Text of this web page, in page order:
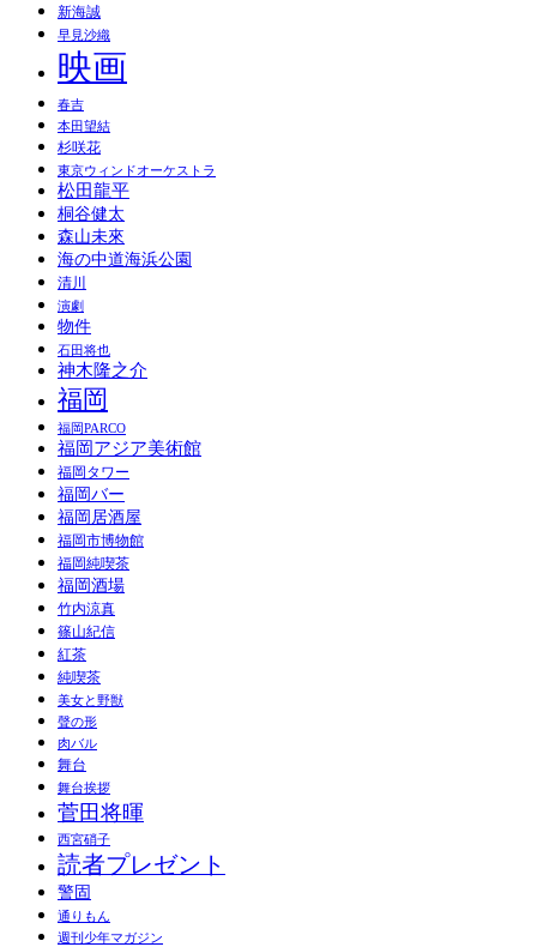
新海誠
早見沙織
映画
春吉
本田望結
杉咲花
東京ウィンドオーケストラ
松田龍平
桐谷健太
森山未來
海の中道海浜公園
清川
演劇
物件
石田将也
神木隆之介
福岡
福岡PARCO
福岡アジア美術館
福岡タワー
福岡バー
福岡居酒屋
福岡市博物館
福岡純喫茶
福岡酒場
竹内涼真
篠山紀信
紅茶
純喫茶
美女と野獣
聲の形
肉バル
舞台
舞台挨拶
菅田将暉
西宮硝子
読者プレゼント
警固
通りもん
週刊少年マガジン